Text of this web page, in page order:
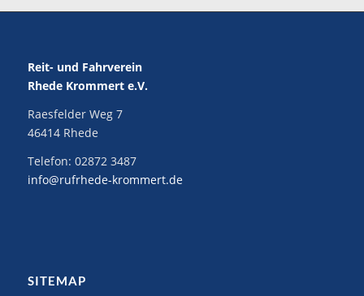
Reit- und Fahrverein
Rhede Krommert e.V.
Raesfelder Weg 7
46414 Rhede
Telefon: 02872 3487
info@rufrhede-krommert.de
SITEMAP